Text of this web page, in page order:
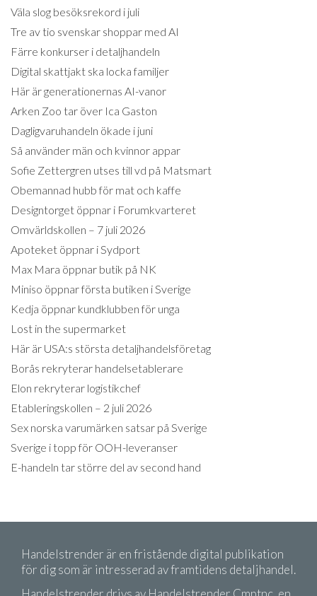
Väla slog besöksrekord i juli
Tre av tio svenskar shoppar med AI
Färre konkurser i detaljhandeln
Digital skattjakt ska locka familjer
Här är generationernas AI-vanor
Arken Zoo tar över Ica Gaston
Dagligvaruhandeln ökade i juni
Så använder män och kvinnor appar
Sofie Zettergren utses till vd på Matsmart
Obemannad hubb för mat och kaffe
Designtorget öppnar i Forumkvarteret
Omvärldskollen – 7 juli 2026
Apoteket öppnar i Sydport
Max Mara öppnar butik på NK
Miniso öppnar första butiken i Sverige
Kedja öppnar kundklubben för unga
Lost in the supermarket
Här är USA:s största detaljhandelsföretag
Borås rekryterar handelsetablerare
Elon rekryterar logistikchef
Etableringskollen – 2 juli 2026
Sex norska varumärken satsar på Sverige
Sverige i topp för OOH-leveranser
E-handeln tar större del av second hand
Handelstrender är en fristående digital publikation
för dig som är intresserad av framtidens detaljhandel.